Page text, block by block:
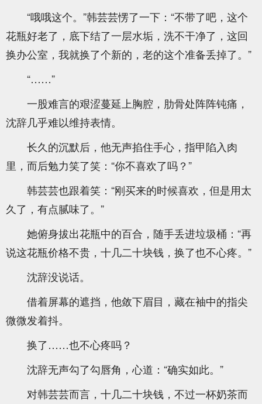
“哦哦这个。”韩芸芸愣了一下：“不带了吧，这个
花瓶好老了，底下结了一层水垢，洗不干净了，这回
换办公室，我就换了个新的，老的这个准备丢掉了。”
“……”
一股难言的艰涩蔓延上胸腔，肋骨处阵阵钝痛，
沈辞几乎难以维持表情。
长久的沉默后，他无声掐住手心，指甲陷入肉
里，而后勉力笑了笑：“你不喜欢了吗？”
韩芸芸也跟着笑：“刚买来的时候喜欢，但是用太
久了，有点腻味了。”
她俯身拔出花瓶中的百合，随手丢进垃圾桶：“再
说这花瓶价格不贵，十几二十块钱，换了也不心疼。”
沈辞没说话。
借着屏幕的遮挡，他敛下眉目，藏在袖中的指尖
微微发着抖。
换了……也不心疼吗？
沈辞无声勾了勾唇角，心道：“确实如此。”
对韩芸芸而言，十几二十块钱，不过一杯奶茶而